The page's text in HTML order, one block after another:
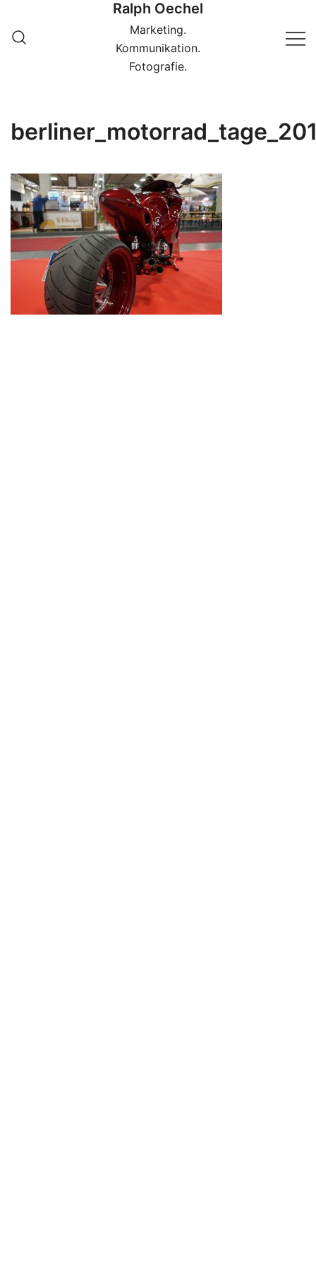
zum
Inhalt
Ralph Oechel
Marketing.
Kommunikation.
Fotografie.